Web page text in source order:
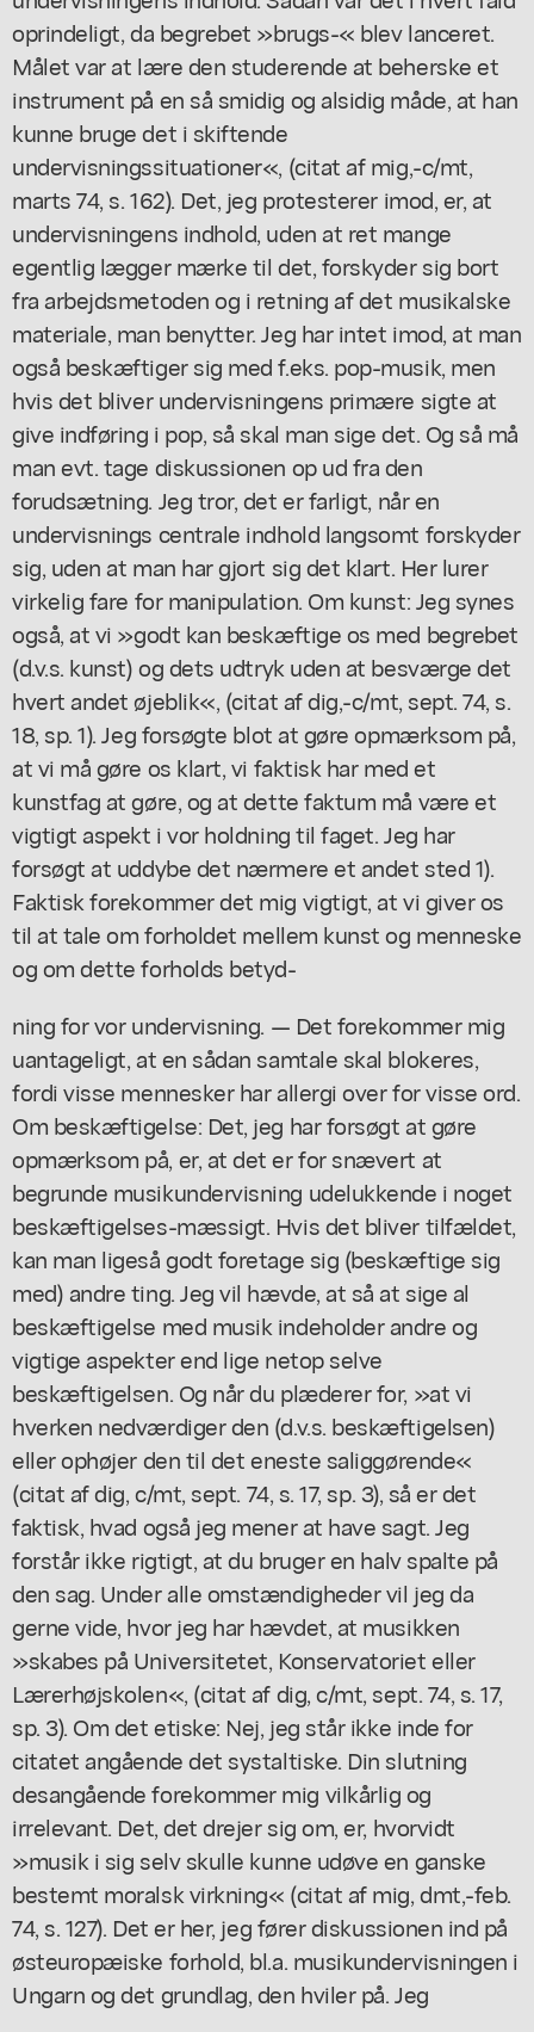
oprindeligt, da begrebet »brugs-« blev lanceret.
Målet var at lære den studerende at beherske et
instrument på en så smidig og alsidig måde, at han
kunne bruge det i skiftende
undervisningssituationer«, (citat af mig,-c/mt,
marts 74, s. 162). Det, jeg protesterer imod, er, at
undervisningens indhold, uden at ret mange
egentlig lægger mærke til det, forskyder sig bort
fra arbejdsmetoden og i retning af det musikalske
materiale, man benytter. Jeg har intet imod, at man
også beskæftiger sig med f.eks. pop-musik, men
hvis det bliver undervisningens primære sigte at
give indføring i pop, så skal man sige det. Og så må
man evt. tage diskussionen op ud fra den
forudsætning. Jeg tror, det er farligt, når en
undervisnings centrale indhold langsomt forskyder
sig, uden at man har gjort sig det klart. Her lurer
virkelig fare for manipulation. Om kunst: Jeg synes
også, at vi »godt kan beskæftige os med begrebet
(d.v.s. kunst) og dets udtryk uden at besværge det
hvert andet øjeblik«, (citat af dig,-c/mt, sept. 74, s.
18, sp. 1). Jeg forsøgte blot at gøre opmærksom på,
at vi må gøre os klart, vi faktisk har med et
kunstfag at gøre, og at dette faktum må være et
vigtigt aspekt i vor holdning til faget. Jeg har
forsøgt at uddybe det nærmere et andet sted 1).
Faktisk forekommer det mig vigtigt, at vi giver os
til at tale om forholdet mellem kunst og menneske
og om dette forholds betyd-
ning for vor undervisning. — Det forekommer mig
uantageligt, at en sådan samtale skal blokeres,
fordi visse mennesker har allergi over for visse ord.
Om beskæftigelse: Det, jeg har forsøgt at gøre
opmærksom på, er, at det er for snævert at
begrunde musikundervisning udelukkende i noget
beskæftigelses-mæssigt. Hvis det bliver tilfældet,
kan man ligeså godt foretage sig (beskæftige sig
med) andre ting. Jeg vil hævde, at så at sige al
beskæftigelse med musik indeholder andre og
vigtige aspekter end lige netop selve
beskæftigelsen. Og når du plæderer for, »at vi
hverken nedværdiger den (d.v.s. beskæftigelsen)
eller ophøjer den til det eneste saliggørende«
(citat af dig, c/mt, sept. 74, s. 17, sp. 3), så er det
faktisk, hvad også jeg mener at have sagt. Jeg
forstår ikke rigtigt, at du bruger en halv spalte på
den sag. Under alle omstændigheder vil jeg da
gerne vide, hvor jeg har hævdet, at musikken
»skabes på Universitetet, Konservatoriet eller
Lærerhøjskolen«, (citat af dig, c/mt, sept. 74, s. 17,
sp. 3). Om det etiske: Nej, jeg står ikke inde for
citatet angående det systaltiske. Din slutning
desangående forekommer mig vilkårlig og
irrelevant. Det, det drejer sig om, er, hvorvidt
»musik i sig selv skulle kunne udøve en ganske
bestemt moralsk virkning« (citat af mig, dmt,-feb.
74, s. 127). Det er her, jeg fører diskussionen ind på
østeuropæiske forhold, bl.a. musikundervisningen i
Ungarn og det grundlag, den hviler på. Jeg